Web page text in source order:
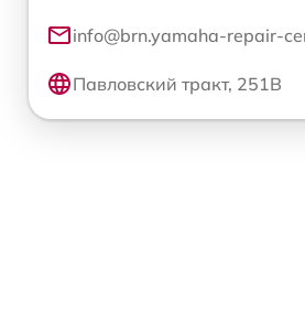
info@brn.yamaha-repair-
Павловский тракт, 251В